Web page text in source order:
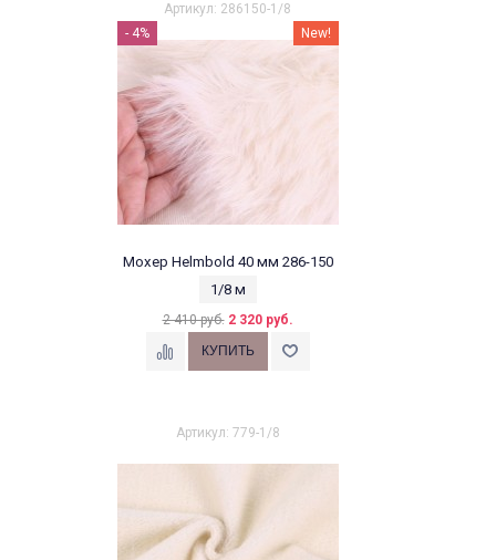
Артикул: 286150-1/8
- 4%
New!
Мохер Helmbold 40 мм 286-150
1/8 м
2 410 руб. 2 320 руб.
Артикул: 779-1/8